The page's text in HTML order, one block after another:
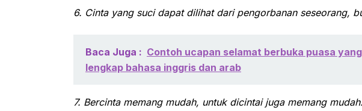
6. Cinta yang suci dapat dilihat dari pengorbanan seseorang,
Baca Juga : Contoh ucapan selamat berbuka puasa
lengkap bahasa inggris dan arab
7. Bercinta memang mudah, untuk dicintai juga memang